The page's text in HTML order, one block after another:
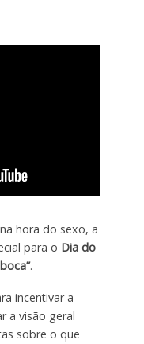
hora do sexo, a
para o Dia do
.
incentivar a
a visão geral
sobre o que